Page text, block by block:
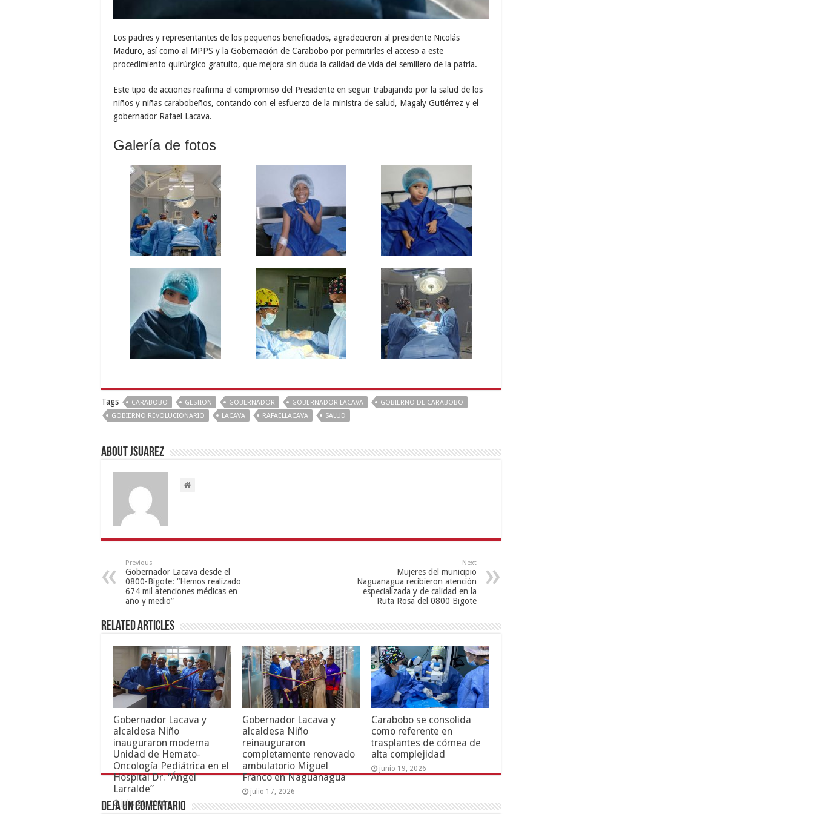
Los padres y representantes de los pequeños beneficiados, agradecieron al presidente Nicolás
Maduro, así como al MPPS y la Gobernación de Carabobo por permitirles el acceso a este
procedimiento quirúrgico gratuito, que mejora sin duda la calidad de vida del semillero de la patria.
Este tipo de acciones reafirma el compromiso del Presidente en seguir trabajando por la salud de los
niños y niñas carabobeños, contando con el esfuerzo de la ministra de salud, Magaly Gutiérrez y el
gobernador Rafael Lacava.
Galería de fotos
Tags CARABOBO GESTION GOBERNADOR GOBERNADOR LACAVA
GOBIERNO DE CARABOBO
GOBIERNO REVOLUCIONARIO
LACAVA RAFAELLACAVA SALUD
About Jsuarez
Previous
Gobernador Lacava desde el
0800-Bigote: “Hemos realizado
674 mil atenciones médicas en
año y medio”
Next
Mujeres del municipio
Naguanagua recibieron atención
especializada y de calidad en la
Ruta Rosa del 0800 Bigote
Related Articles
Gobernador Lacava y
alcaldesa Niño
inauguraron moderna
Unidad de Hemato-
Oncología Pediátrica en el
Hospital Dr. “Ángel
Larralde”
julio 21, 2026
Gobernador Lacava y
alcaldesa Niño
reinauguraron
completamente renovado
ambulatorio Miguel
Franco en Naguanagua
julio 17, 2026
Carabobo se consolida
como referente en
trasplantes de córnea de
alta complejidad
junio 19, 2026
Deja un comentario